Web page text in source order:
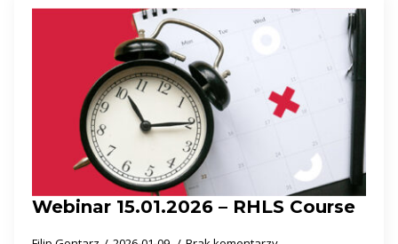
Webinar 15.01.2026 – RHLS Course